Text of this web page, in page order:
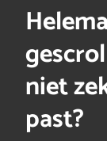
niet
past?